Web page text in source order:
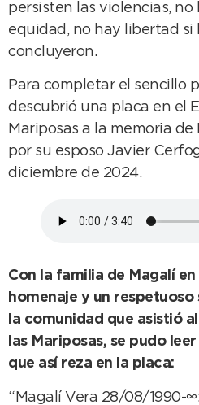
persisten las violencias,
equidad, no hay libertad si
concluyeron.
Para completar el sencillo
descubrió una placa en el
Mariposas a la memoria de
por su esposo Javier
diciembre de 2024.
Con la familia de Magalí
homenaje y un
la comunidad que asistió
las Mariposas, se pudo
que así reza en la placa:
“Magalí Vera 28/08/1990-